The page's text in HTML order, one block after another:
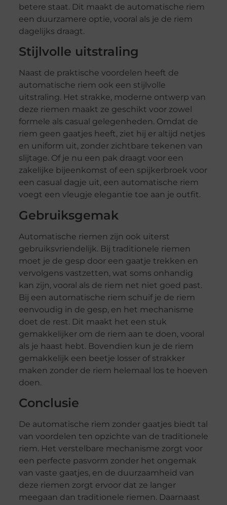
betere staat. Dit maakt de automatische riem
een duurzamere optie, vooral als je de riem
dagelijks draagt.
Stijlvolle uitstraling
Naast de praktische voordelen heeft de
automatische riem ook een stijlvolle
uitstraling. Het strakke, moderne ontwerp van
deze riemen maakt ze geschikt voor zowel
formele als casual gelegenheden. Omdat de
riem geen gaatjes heeft, ziet hij er altijd netjes
en uniform uit, zonder zichtbare tekenen van
slijtage. Of je nu een pak draagt voor een
zakelijke bijeenkomst of een spijkerbroek voor
een casual dagje uit, een automatische riem
voegt een vleugje elegantie toe aan je outfit.
Gebruiksgemak
Automatische riemen zijn ook uiterst
gebruiksvriendelijk. Bij traditionele riemen
moet je de gesp door een gaatje trekken en
vervolgens vastzetten, wat soms onhandig
kan zijn, vooral als de riem net niet goed past.
Bij een automatische riem schuif je de riem
eenvoudig in de gesp, en het mechanisme
doet de rest. Dit maakt het een stuk
gemakkelijker om de riem aan te doen, vooral
als je haast hebt. Bovendien kun je de riem
gemakkelijk een beetje losser of strakker
maken zonder de riem helemaal los te hoeven
doen.
Conclusie
De automatische riem zonder gaatjes biedt tal
van voordelen ten opzichte van de traditionele
riem. Het verstelbare mechanisme zorgt voor
een perfecte pasvorm zonder het ongemak
van vaste gaatjes, en de duurzaamheid van
deze riemen zorgt ervoor dat ze langer
meegaan dan traditionele riemen. Daarnaast